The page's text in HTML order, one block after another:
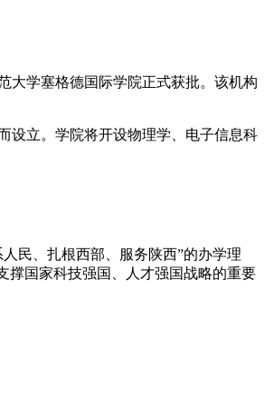
学塞格德国际学院正式获批。该机构
立。学院将开设物理学、电子信息科
民、扎根西部、服务陕西”的办学理
撑国家科技强国、人才强国战略的重要